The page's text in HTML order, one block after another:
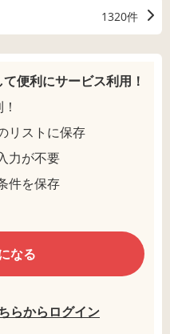
1320件
て便利にサービス利用！
リストに保存
力が不要
件を保存
なる
らからログイン